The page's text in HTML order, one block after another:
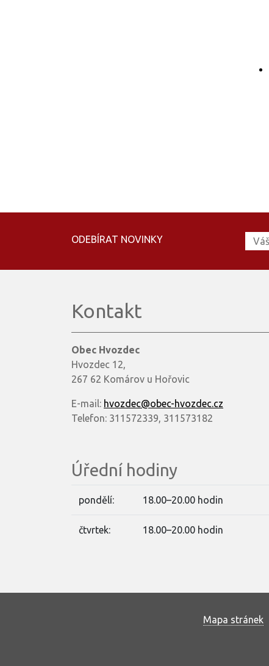
ODEBÍRAT NOVINKY
Kontakt
Obec Hvozdec
Hvozdec 12,
267 62 Komárov u Hořovic
E-mail: hvozdec@obec-hvozdec.cz
Telefon: 311572339, 311573182
Úřední hodiny
pondělí: 18.00–20.00 hodin
čtvrtek: 18.00–20.00 hodin
Mapa stránek